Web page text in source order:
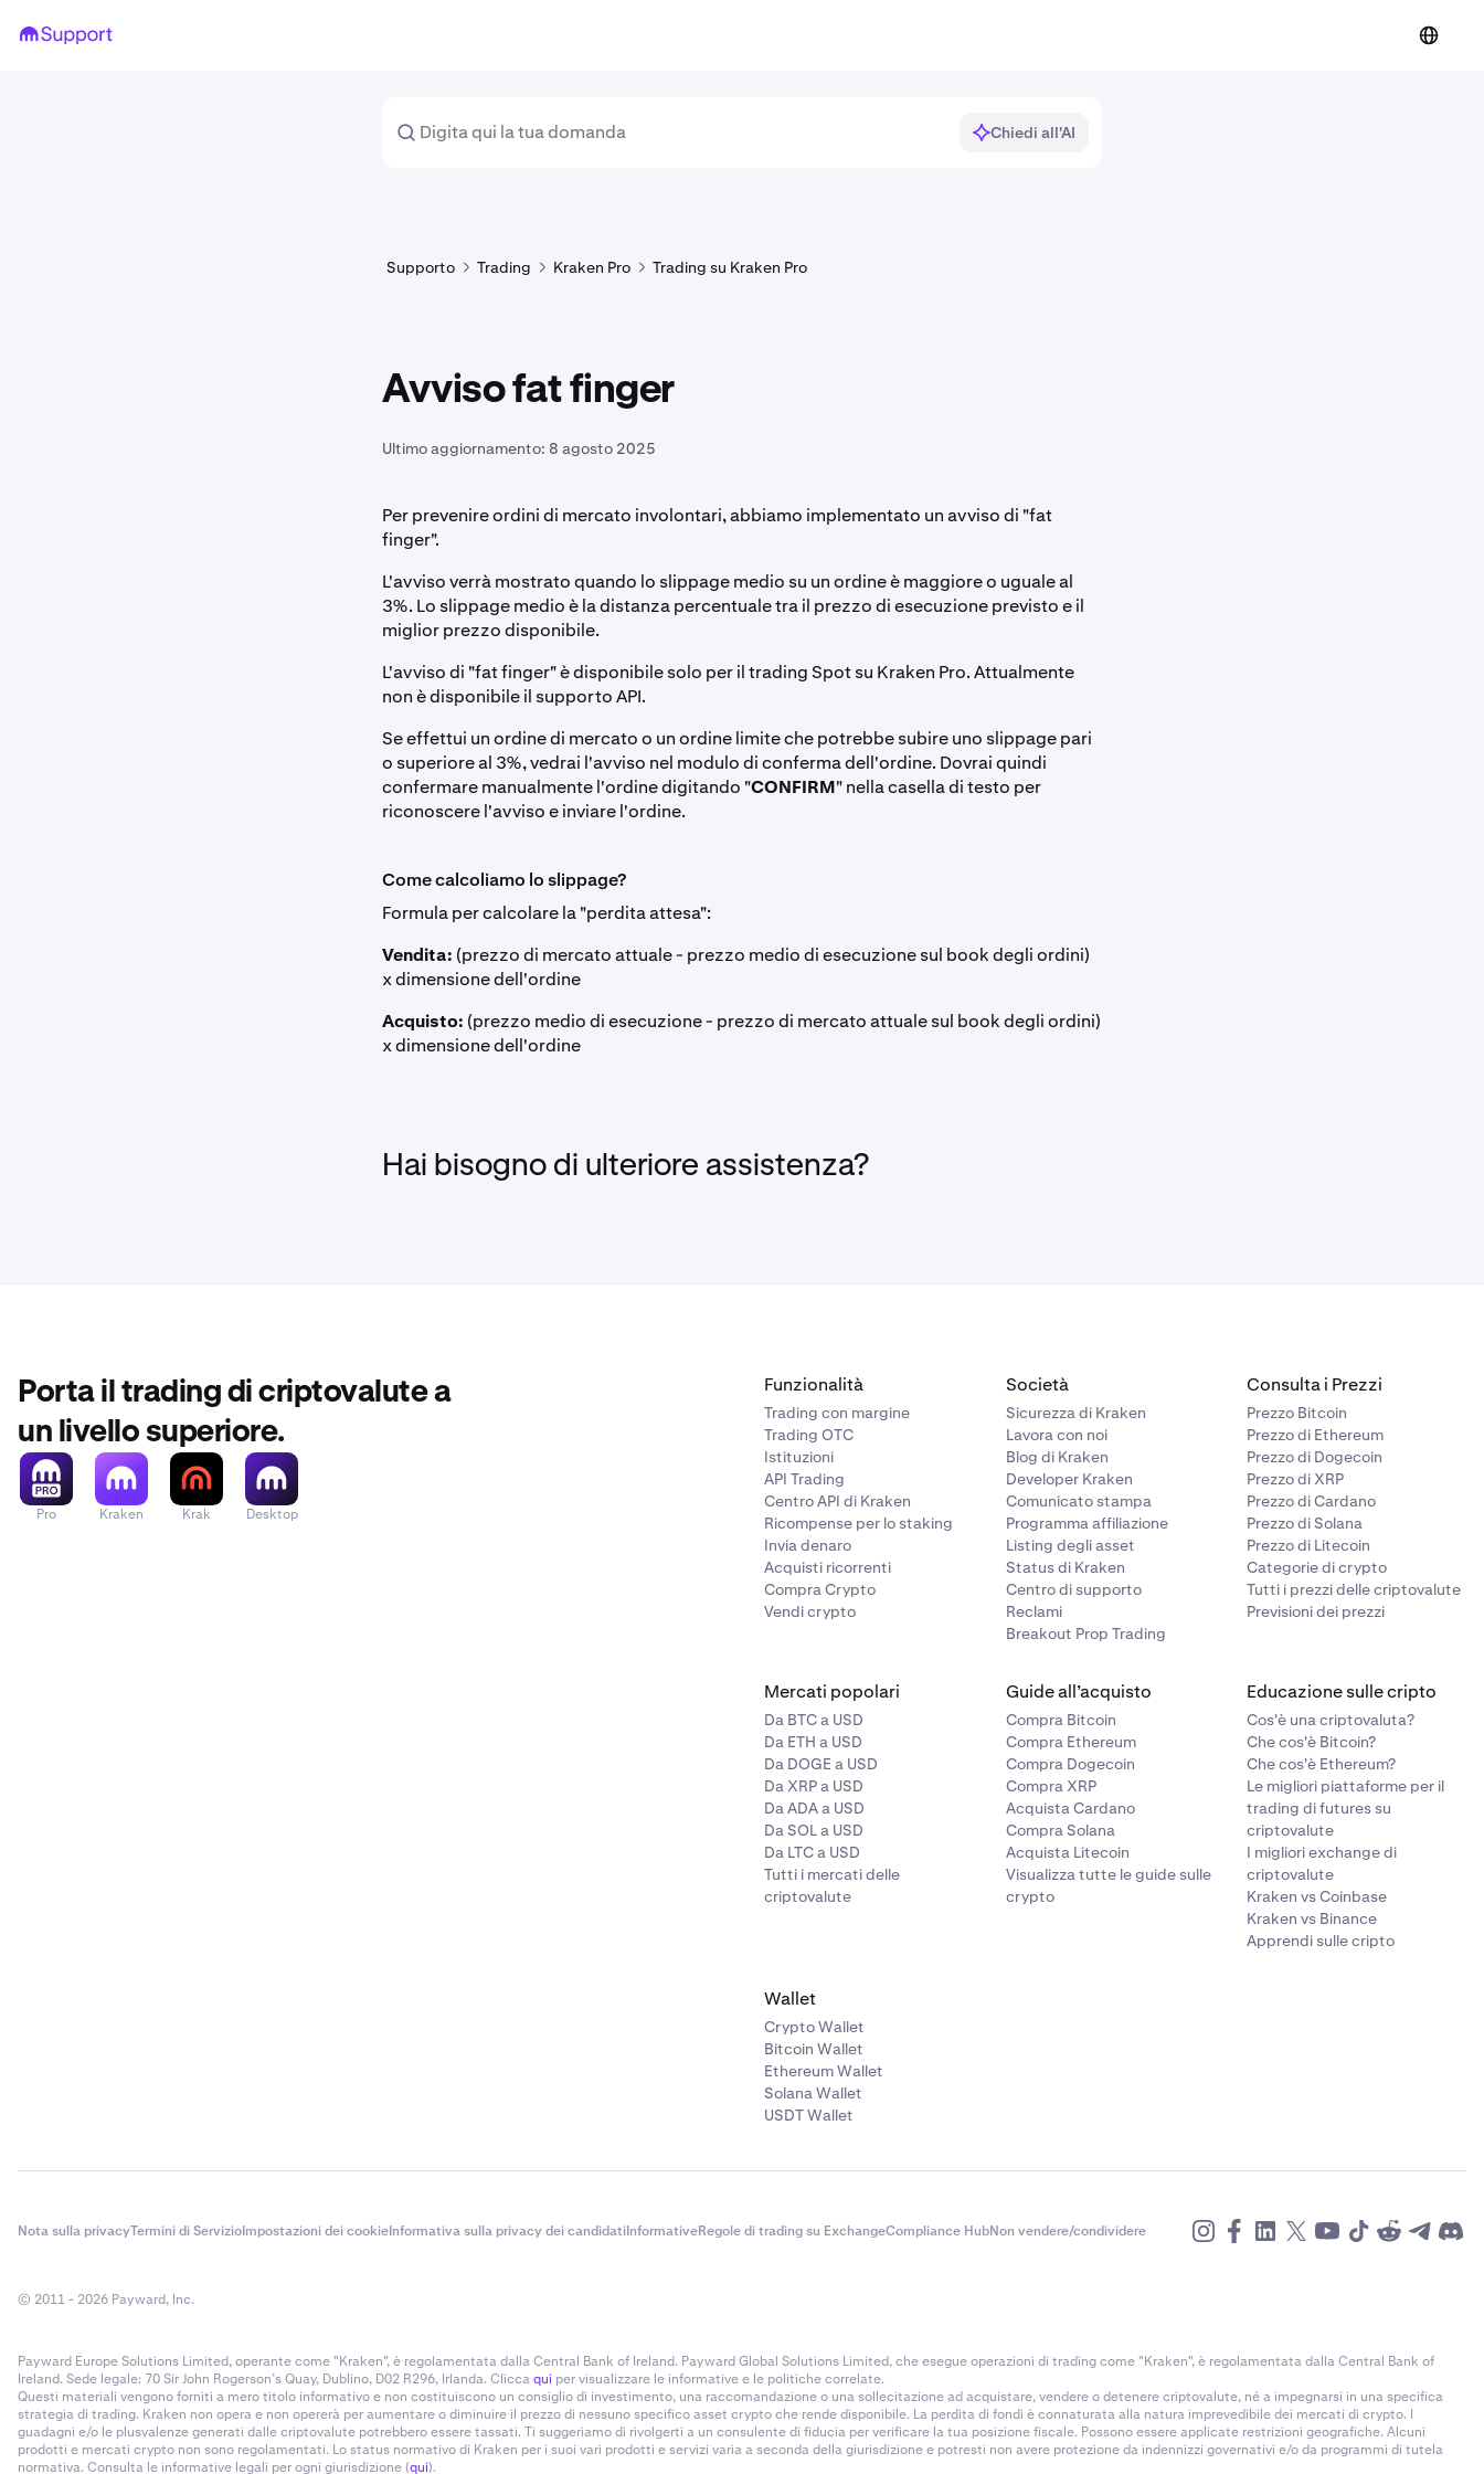
Chiedi all'AI
Supporto Trading Kraken Pro Trading su Kraken Pro
Avviso fat finger
Ultimo aggiornamento: 8 agosto 2025
Per prevenire ordini di mercato involontari, abbiamo implementato un avviso di "fat
finger".
L'avviso verrà mostrato quando lo slippage medio su un ordine è maggiore o uguale al
3%. Lo slippage medio è la distanza percentuale tra il prezzo di esecuzione previsto e il
miglior prezzo disponibile.
L'avviso di "fat finger" è disponibile solo per il trading Spot su Kraken Pro. Attualmente
non è disponibile il supporto API.
Se effettui un ordine di mercato o un ordine limite che potrebbe subire uno slippage pari
o superiore al 3%, vedrai l'avviso nel modulo di conferma dell'ordine. Dovrai quindi
confermare manualmente l'ordine digitando "CONFIRM" nella casella di testo per
riconoscere l'avviso e inviare l'ordine.
Come calcoliamo lo slippage?
Formula per calcolare la "perdita attesa":
Vendita: (prezzo di mercato attuale - prezzo medio di esecuzione sul book degli ordini)
x dimensione dell'ordine
Acquisto: (prezzo medio di esecuzione - prezzo di mercato attuale sul book degli ordini)
x dimensione dell'ordine
Hai bisogno di ulteriore assistenza?
Porta il trading di criptovalute a
un livello superiore.
Pro Kraken Krak Desktop
Funzionalità
Trading con margine
Trading OTC
Istituzioni
API Trading
Centro API di Kraken
Ricompense per lo staking
Invia denaro
Acquisti ricorrenti
Compra Crypto
Vendi crypto
Società
Sicurezza di Kraken
Lavora con noi
Blog di Kraken
Developer Kraken
Comunicato stampa
Programma affiliazione
Listing degli asset
Status di Kraken
Centro di supporto
Reclami
Breakout Prop Trading
Consulta i Prezzi
Prezzo Bitcoin
Prezzo di Ethereum
Prezzo di Dogecoin
Prezzo di XRP
Prezzo di Cardano
Prezzo di Solana
Prezzo di Litecoin
Categorie di crypto
Tutti i prezzi delle criptovalute
Previsioni dei prezzi
Mercati popolari
Da BTC a USD
Da ETH a USD
Da DOGE a USD
Da XRP a USD
Da ADA a USD
Da SOL a USD
Da LTC a USD
Tutti i mercati delle
criptovalute
Guide all’acquisto
Compra Bitcoin
Compra Ethereum
Compra Dogecoin
Compra XRP
Acquista Cardano
Compra Solana
Acquista Litecoin
Visualizza tutte le guide sulle
crypto
Educazione sulle cripto
Cos'è una criptovaluta?
Che cos'è Bitcoin?
Che cos'è Ethereum?
Le migliori piattaforme per il
trading di futures su
criptovalute
I migliori exchange di
criptovalute
Kraken vs Coinbase
Kraken vs Binance
Apprendi sulle cripto
Wallet
Crypto Wallet
Bitcoin Wallet
Ethereum Wallet
Solana Wallet
USDT Wallet
Nota sulla privacyTermini di ServizioImpostazioni dei cookieInformativa sulla privacy dei candidatiInformativeRegole di trading su ExchangeCompliance HubNon vendere/condividere
© 2011 - 2026 Payward, Inc.
Payward Europe Solutions Limited, operante come "Kraken", è regolamentata dalla Central Bank of Ireland. Payward Global Solutions Limited, che esegue operazioni di trading come "Kraken", è regolamentata dalla Central Bank of
Ireland. Sede legale: 70 Sir John Rogerson’s Quay, Dublino, D02 R296, Irlanda. Cliccaqui per visualizzare le informative e le politiche correlate.
Questi materiali vengono forniti a mero titolo informativo e non costituiscono un consiglio di investimento, una raccomandazione o una sollecitazione ad acquistare, vendere o detenere criptovalute, né a impegnarsi in una specifica
strategia di trading. Kraken non opera e non opererà per aumentare o diminuire il prezzo di nessuno specifico asset crypto che rende disponibile. La perdita di fondi è connaturata alla natura imprevedibile dei mercati di crypto. I
guadagni e/o le plusvalenze generati dalle criptovalute potrebbero essere tassati. Ti suggeriamo di rivolgerti a un consulente di fiducia per verificare la tua posizione fiscale. Possono essere applicate restrizioni geografiche. Alcuni
prodotti e mercati crypto non sono regolamentati. Lo status normativo di Kraken per i suoi vari prodotti e servizi varia a seconda della giurisdizione e potresti non avere protezione da indennizzi governativi e/o da programmi di tutela
normativa. Consulta le informative legali per ogni giurisdizione (qui).